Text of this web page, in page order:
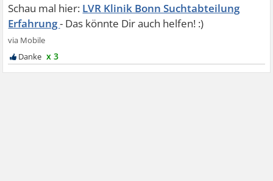
LVR Klinik Bonn Suchtabteilung
Erfahrung
x 3